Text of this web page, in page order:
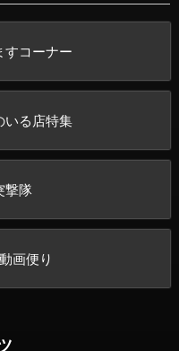
すコーナー
いる店特集
撃隊
画便り